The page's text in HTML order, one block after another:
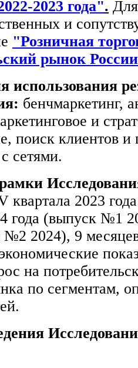
2023 года".
и
"Розничная
рынок
использования
бенчмаркетинг,
и
поиск клиентов и
сетями.
квартала 2023
года (выпуск №1
№2 2024), 9
на
по сегментам,